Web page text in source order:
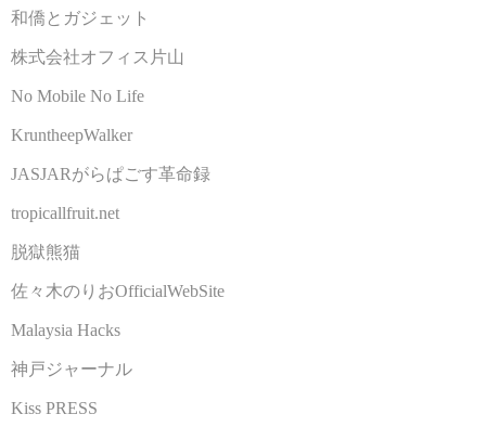
和僑とガジェット
株式会社オフィス片山
No Mobile No Life
KruntheepWalker
JASJARがらぱごす革命録
tropicallfruit.net
脱獄熊猫
佐々木のりおOfficialWebSite
Malaysia Hacks
神戸ジャーナル
Kiss PRESS